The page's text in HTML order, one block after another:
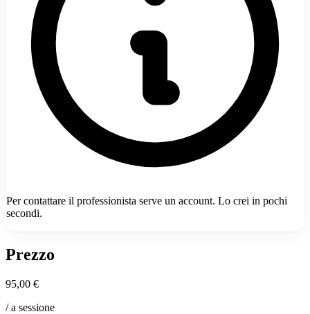
Per contattare il professionista serve un account. Lo crei in pochi
secondi.
Prezzo
95,00 €
/ a sessione